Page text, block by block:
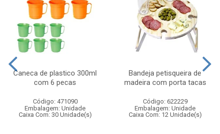
Caneca de plastico 300ml
com 6 pecas
Código: 471090
Embalagem: Unidade
Caixa Com: 30 Unidade(s)
Bandeja petisqueira de
madeira com porta tacas
Código: 622229
Embalagem: Unidade
Caixa Com: 12 Unidade(s)